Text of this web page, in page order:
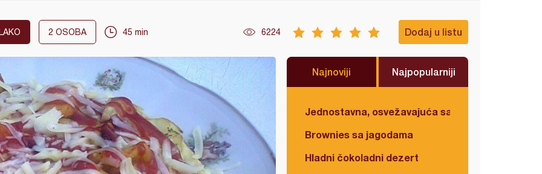
LAKO 2 OSOBA 45 min 6224 Dodaj u listu
Najnoviji Najpopularniji
Jednostavna, osvežavajuća salata
Brownies sa jagodama
Hladni čokoladni dezert